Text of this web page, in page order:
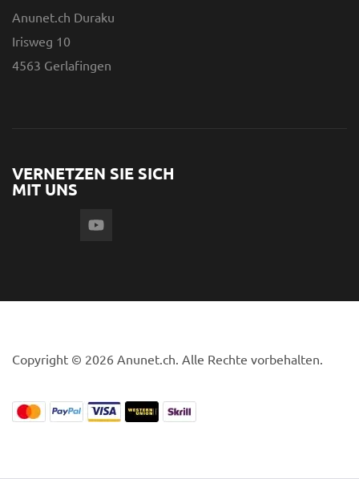
Anunet.ch Duraku
Irisweg 10
4563 Gerlafingen
VERNETZEN SIE SICH
MIT UNS
Copyright © 2026 Anunet.ch. Alle Rechte vorbehalten.